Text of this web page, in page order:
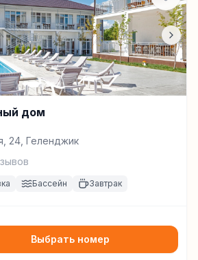
дом
24, Геленджик
Бассейн Завтрак
Выбрать номер